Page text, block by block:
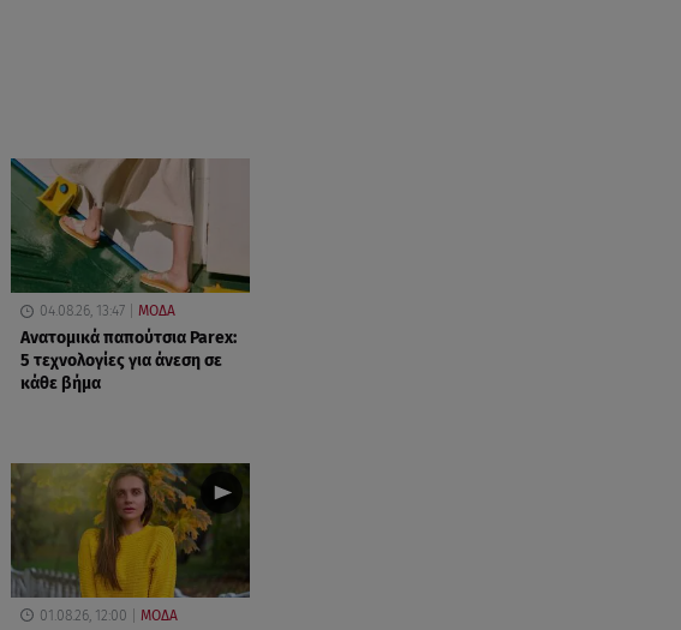
04.08.26, 13:47 ΜΟΔΑ
Ανατομικά παπούτσια Parex:
5 τεχνολογίες για άνεση σε
κάθε βήμα
01.08.26, 12:00 ΜΟΔΑ